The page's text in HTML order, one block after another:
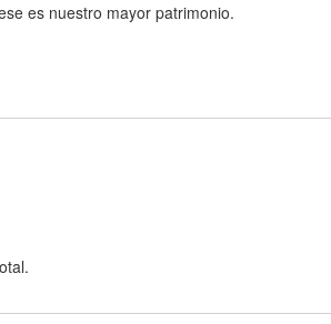
es nuestro mayor patrimonio.